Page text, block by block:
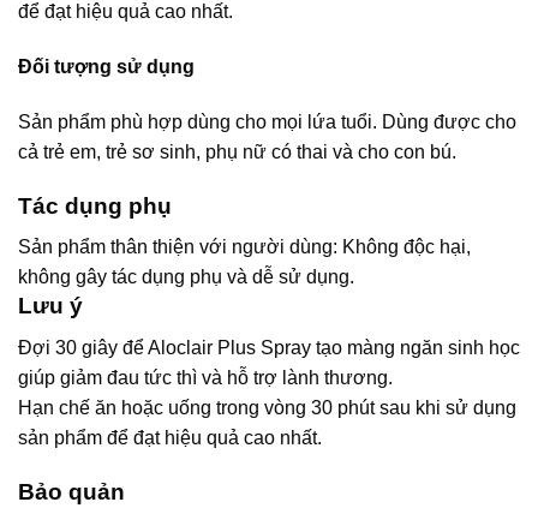
để đạt hiệu quả cao nhất.
Đối tượng sử dụng
Sản phẩm phù hợp dùng cho mọi lứa tuổi. Dùng được cho
cả trẻ em, trẻ sơ sinh, phụ nữ có thai và cho con bú.
Tác dụng phụ
Sản phẩm thân thiện với người dùng: Không độc hại,
không gây tác dụng phụ và dễ sử dụng.
Lưu ý
Đợi 30 giây để Aloclair Plus Spray tạo màng ngăn sinh học
giúp giảm đau tức thì và hỗ trợ lành thương.
Hạn chế ăn hoặc uống trong vòng 30 phút sau khi sử dụng
sản phẩm để đạt hiệu quả cao nhất.
Bảo quản